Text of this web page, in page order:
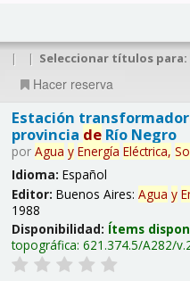
| | Seleccionar títulos para:
Hacer reserva
Estación
provincia deRío Negro
por Agua y Energía Eléctrica,
Idioma: Español
Editor: Buenos Aires: Agua y
1988
Disponibilidad: Ítems
topográfica: 621.374.5/A282/